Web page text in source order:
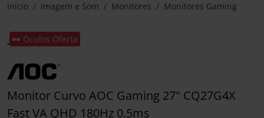
Início Imagem e Som Monitores Monitores Gaming
🕶️ Óculos Oferta
Monitor Curvo AOC Gaming 27" CQ27G4X
Fast VA QHD 180Hz 0.5ms